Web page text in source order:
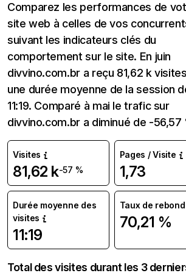
Comparez les performances de
site web à celles de vos
suivant les indicateurs clés du
comportement sur le site. En juin
divvino.com.br a reçu 81,62 k
une durée moyenne de la session
11:19. Comparé à mai le trafic sur
divvino.com.br a diminué de -56,57
Visites
81,62 k-57 %
Pages / Visite
1,73
Durée moyenne des
visites
11:19
Taux de rebond
70,21 %
Total des visites durant les 3